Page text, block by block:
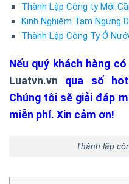
Thành Lập Công ty Mới
Kinh Nghiệm Tạm Ngưng
Thành Lập Công Ty Ở
Nếu quý khách hàng
Luatvn.vn qua số
Chúng tôi sẽ giải đáp
miễn phí. Xin cảm ơn!
Thành lập